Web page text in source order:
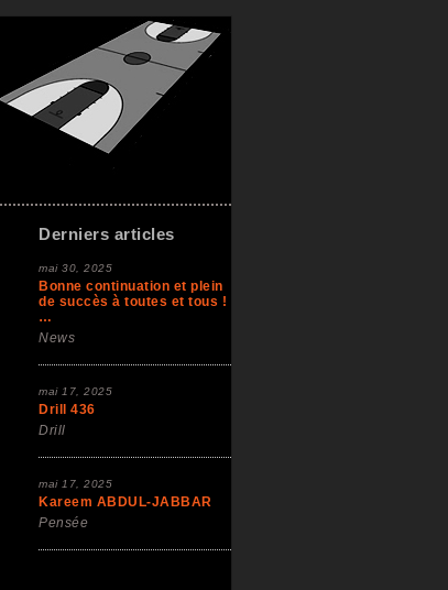
Derniers articles
mai 30, 2025
Bonne continuation et plein
de succès à toutes et tous !
…
News
mai 17, 2025
Drill 436
Drill
mai 17, 2025
Kareem ABDUL-JABBAR
Pensée